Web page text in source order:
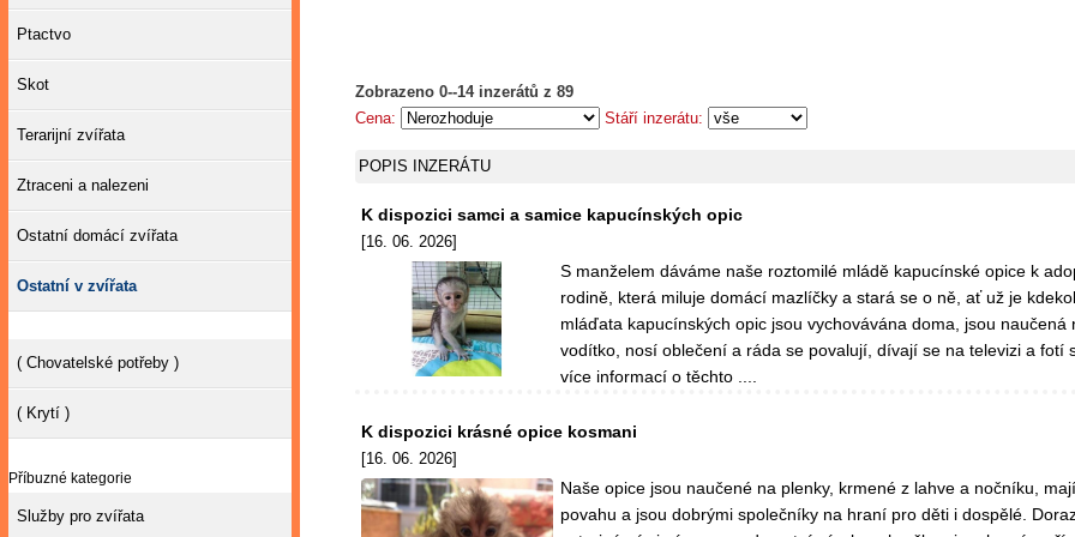
Zobrazeno 0--14 inzerátů z 89
Cena:
Stáří inzerátu:
POPIS INZERÁTU
K dispozici samci a samice kapucínských opic
[16. 06. 2026]
S manželem dáváme naše roztomilé mládě kapucínské opice k
rodině, která miluje domácí mazlíčky a stará se o ně, ať už je
mláďata kapucínských opic jsou vychovávána doma, jsou naučená
vodítko, nosí oblečení a ráda se povalují, dívají se na televizi a fotí
více informací o těchto ....
K dispozici krásné opice kosmani
[16. 06. 2026]
Naše opice jsou naučené na plenky, krmené z lahve a nočníku,
povahu a jsou dobrými společníky na hraní pro děti i dospělé.
Ptactvo
Skot
Terarijní zvířata
Ztraceni a nalezeni
Ostatní domácí zvířata
Ostatní v zvířata
( Chovatelské potřeby )
( Krytí )
Příbuzné kategorie
Služby pro zvířata